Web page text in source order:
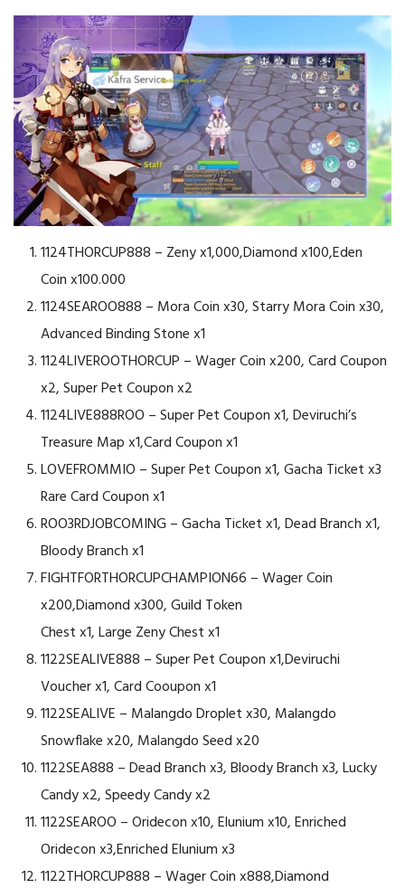
1124THORCUP888 – Zeny x1,000,Diamond x100,Eden
Coin x100.000
1124SEAROO888 – Mora Coin x30, Starry Mora Coin x30,
Advanced Binding Stone x1
1124LIVEROOTHORCUP – Wager Coin x200, Card Coupon
x2, Super Pet Coupon x2
1124LIVE888ROO – Super Pet Coupon x1, Deviruchi’s
Treasure Map x1,Card Coupon x1
LOVEFROMMIO – Super Pet Coupon x1, Gacha Ticket x3
Rare Card Coupon x1
ROO3RDJOBCOMING – Gacha Ticket x1, Dead Branch x1,
Bloody Branch x1
FIGHTFORTHORCUPCHAMPION66 – Wager Coin
x200,Diamond x300, Guild Token
Chest x1, Large Zeny Chest x1
1122SEALIVE888 – Super Pet Coupon x1,Deviruchi
Voucher x1, Card Cooupon x1
1122SEALIVE – Malangdo Droplet x30, Malangdo
Snowflake x20, Malangdo Seed x20
1122SEA888 – Dead Branch x3, Bloody Branch x3, Lucky
Candy x2, Speedy Candy x2
1122SEAROO – Oridecon x10, Elunium x10, Enriched
Oridecon x3,Enriched Elunium x3
1122THORCUP888 – Wager Coin x888,Diamond